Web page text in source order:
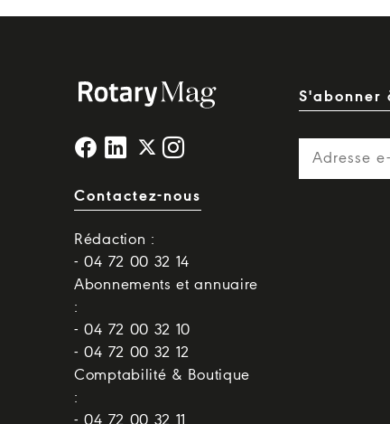
Contactez-nous
Rédaction :
- 04 72 00 32 14
Abonnements et annuaire
:
- 04 72 00 32 10
- 04 72 00 32 12
Comptabilité & Boutique
:
S'abonner